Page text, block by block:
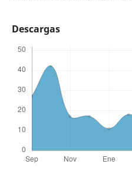
Descargas